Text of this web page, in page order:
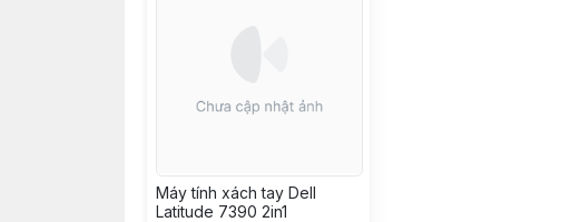
Máy tính xách tay Dell
Latitude 7390 2in1